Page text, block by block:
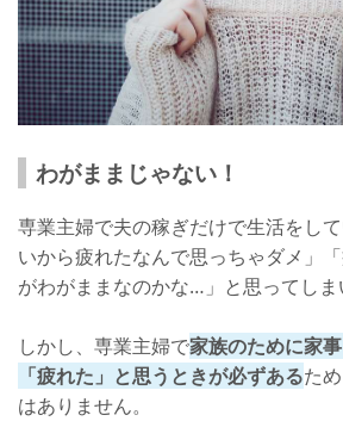
わがままじゃない！
専業主婦で夫の稼ぎだけで生活をし
いから疲れたなんで思っちゃダメ」
がわがままなのかな…」と思ってしま
しかし、専業主婦で家族のために家
「疲れた」と思うときが必ずあるた
はありません。